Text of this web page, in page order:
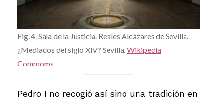
Fig. 4. Sala de la Justicia. Reales Alcázares de Sevilla.
¿Mediados del siglo XIV? Sevilla. Wikipedia
Commoms
Pedro I no recogió así sino una tradición en